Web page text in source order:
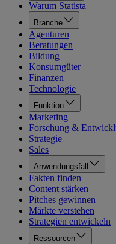
Warum Statista
Branche
Agenturen
Beratungen
Bildung
Konsumgüter
Finanzen
Technologie
Funktion
Marketing
Forschung &
Strategie
Sales
Anwendungsfall
Fakten finden
Content stärken
Pitches gewinnen
Märkte verstehen
Strategien entwickeln
Ressourcen